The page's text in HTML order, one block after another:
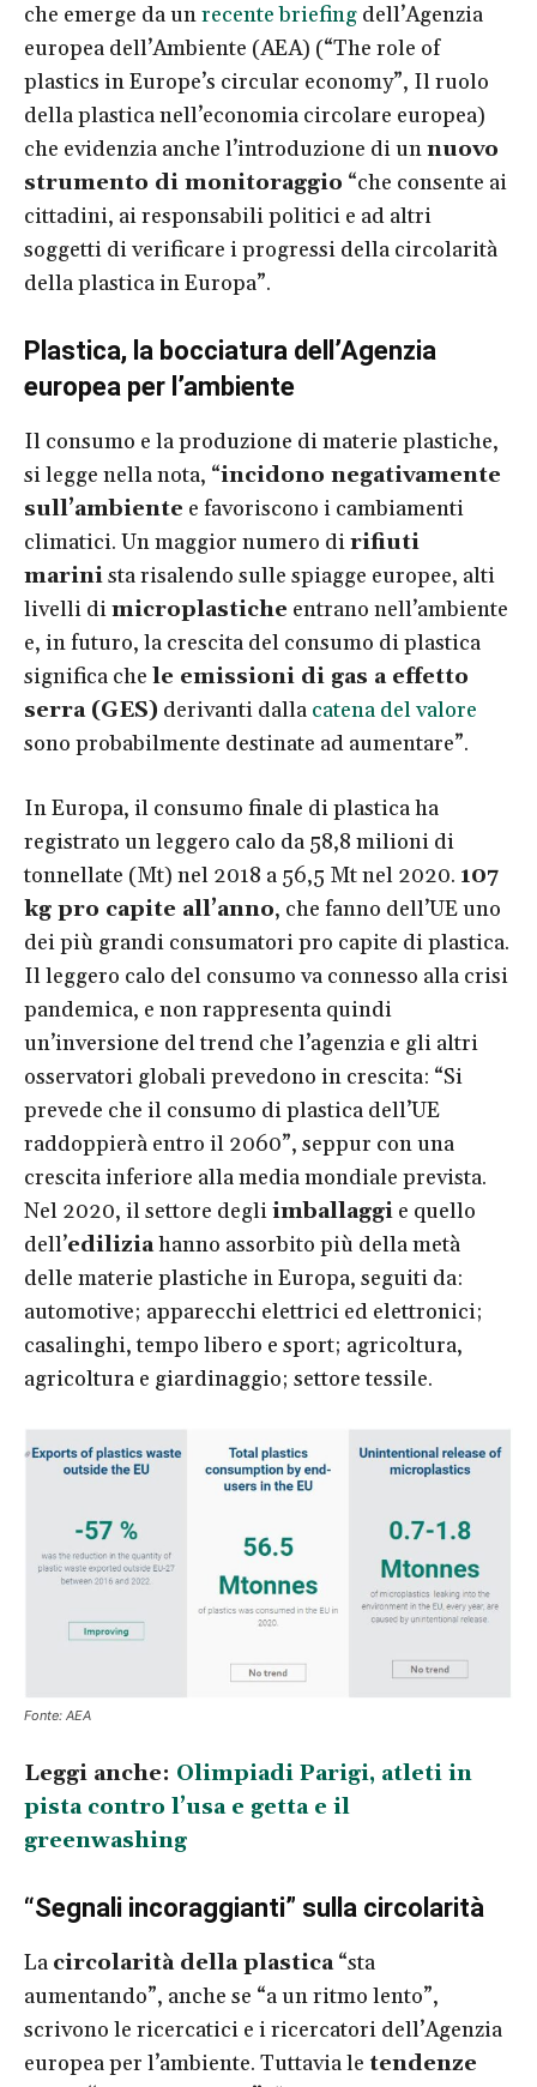
che emerge da unrecente briefing dell’Agenzia
europea dell’Ambiente (AEA) (“The role of
plastics in Europe’s circular economy”, Il ruolo
della plastica nell’economia circolare europea)
che evidenzia anche l’introduzione di unnuovo
strumento di monitoraggio “che consente ai
cittadini, ai responsabili politici e ad altri
soggetti di verificare i progressi della circolarità
della plastica in Europa”.
Plastica, la bocciatura dell’Agenzia
europea per l’ambiente
Il consumo e la produzione di materie plastiche,
si legge nella nota, “incidono negativamente
sull’ambiente e favoriscono i cambiamenti
climatici. Un maggior numero dirifiuti
marinista risalendo sulle spiagge europee, alti
livelli dimicroplastiche entrano nell’ambiente
e, in futuro, la crescita del consumo di plastica
significa che le emissioni di gas a effetto
serra (GES) derivanti dalla catena del valore
sono probabilmente destinate ad aumentare”.
In Europa, il consumo finale di plastica ha
registrato un leggero calo da 58,8 milioni di
tonnellate (Mt) nel 2018 a 56,5 Mt nel 2020. 107
kg pro capite all’anno, che fanno dell’UE uno
dei più grandi consumatori pro capite di plastica.
Il leggero calo del consumo va connesso alla crisi
pandemica, e non rappresenta quindi
un’inversione del trend che l’agenzia e gli altri
osservatori globali prevedono in crescita: “Si
prevede che il consumo di plastica dell’UE
raddoppierà entro il 2060”, seppur con una
crescita inferiore alla media mondiale prevista.
Nel 2020, il settore degliimballaggi e quello
dell’ediliziahanno assorbito più della metà
delle materie plastiche in Europa, seguiti da:
automotive; apparecchi elettrici ed elettronici;
casalinghi, tempo libero e sport; agricoltura,
agricoltura e giardinaggio; settore tessile.
Fonte: AEA
Leggi anche: Olimpiadi Parigi, atleti in
pista contro l’usa e getta e il
greenwashing
“Segnali incoraggianti” sulla circolarità
La circolarità della plastica“sta
aumentando”, anche se “a un ritmo lento”,
scrivono le ricercatici e i ricercatori dell’Agenzia
europea per l’ambiente. Tuttavia le tendenze